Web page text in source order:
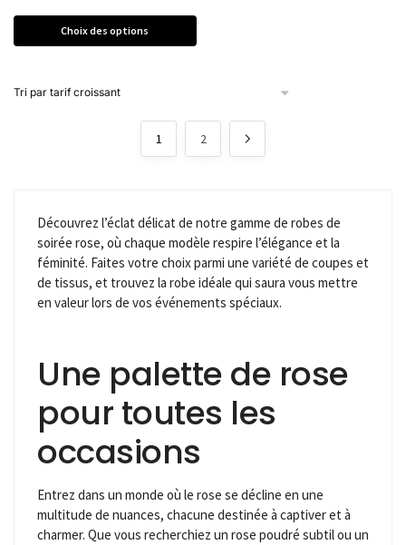
Choix des options
1 2
Découvrez l’éclat délicat de notre gamme de robes de
soirée rose, où chaque modèle respire l’élégance et la
féminité. Faites votre choix parmi une variété de coupes et
de tissus, et trouvez la robe idéale qui saura vous mettre
en valeur lors de vos événements spéciaux.
Une palette de rose
pour toutes les
occasions
Entrez dans un monde où le rose se décline en une
multitude de nuances, chacune destinée à captiver et à
charmer. Que vous recherchiez un rose poudré subtil ou un